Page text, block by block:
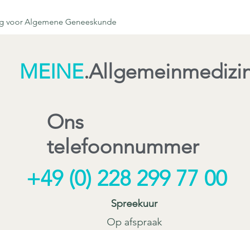
voor Algemene Geneeskunde
MEINE.
Ons
telefoonnummer
+49 (0) 228 299 77 00
Spreekuur
Op afspraak